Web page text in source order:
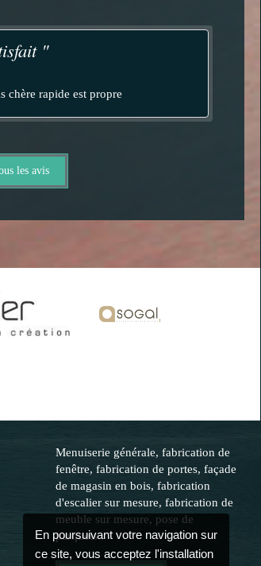
"
chère rapide est propre
les avis
Menuiserie générale, fabrication de
fenêtre, fabrication de portes, façade
de magasin en bois, fabrication
d'escalier sur mesure, fabrication de
meuble sur mesure, pose de
parquets
En poursuivant votre navigation sur
ce site, vous acceptez l'installation